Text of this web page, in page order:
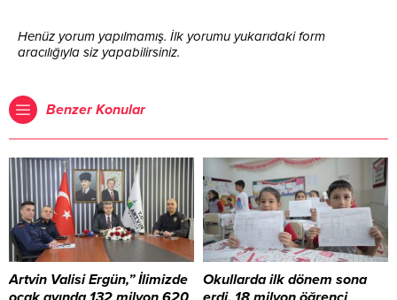
Henüz yorum yapılmamış. İlk yorumu yukarıdaki form
aracılığıyla siz yapabilirsiniz.
Benzer Konular
Artvin Valisi Ergün,” İlimizde
Okullarda ilk dönem sona